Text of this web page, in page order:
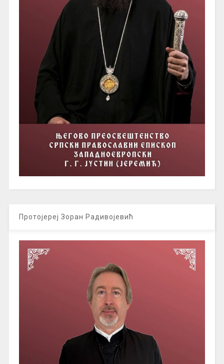
Протојереј Зоран Радивојевић